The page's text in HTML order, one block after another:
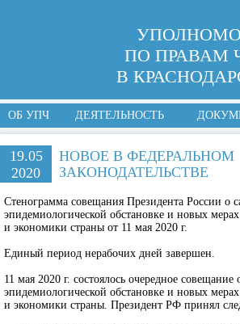
ПО ПРАВАМ
В
ОБ УПЧ ДЕЯТЕЛЬНОСТЬ
19.05
2020
НОВОЕ В ФЕДЕРАЛЬНОМ
ЗАКОНОДАТЕЛЬСТВЕ
Стенограмма совещания Президента России о
эпидемиологической обстановке и новых
и экономики страны от 11 мая 2020 г.
Единый период нерабочих дней завершен.
11 мая 2020 г. состоялось очередное совещание
эпидемиологической обстановке и новых
и экономики страны. Президент РФ принял